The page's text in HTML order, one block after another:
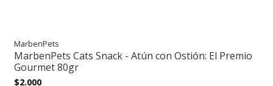
MarbenPets
MarbenPets Cats Snack - Atún con Ostión: El Premio
Gourmet 80gr
$2.000